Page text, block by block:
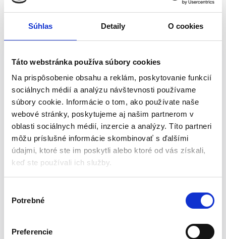
Súhlas Detaily O cookies
Táto webstránka používa súbory cookies
Na prispôsobenie obsahu a reklám, poskytovanie funkcií
sociálnych médií a analýzu návštevnosti používame
súbory cookie. Informácie o tom, ako používate naše
webové stránky, poskytujeme aj našim partnerom v
oblasti sociálnych médií, inzercie a analýzy. Títo partneri
môžu príslušné informácie skombinovať s ďalšími
údajmi, ktoré ste im poskytli alebo ktoré od vás získali,
keď ste používali ich služby.
Potrebné
Preferencie
Popis
kabínka WC | modrý
Plážový stan, ktorý sa používa ako šatňa, sprcha alebo toaleta.
Špecifikácia:
Poťahový materiál: 100% polyester
Rám vyrobený z oceľového drôtu
Rýchla demontáž a montáž
Po zložení sa zmestí do šikovného obalu s priemerom cca
Kryt s pohodlným ramenným popruhom
Dvierka uzatvárateľné na zips (s možnosťou zloženia)
Stan nemá podlahu